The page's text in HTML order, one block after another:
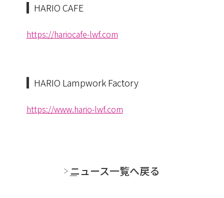
HARIO CAFE
https://hariocafe-lwf.com
HARIO Lampwork Factory
https://www.hario-lwf.com
ニュース一覧へ戻る